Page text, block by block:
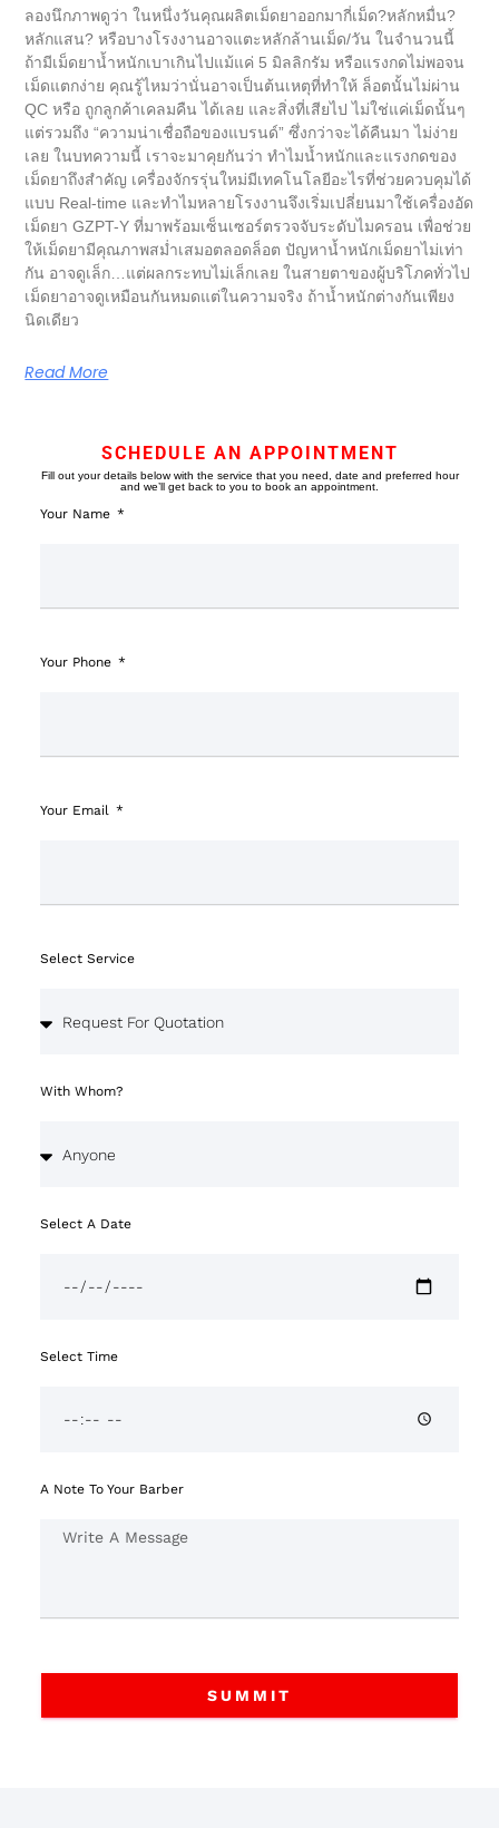
ลองนึกภาพดูว่า ในหนึ่งวันคุณผลิตเม็ดยาออกมากี่เม็ด?หลักหมื่น?
หลักแสน? หรือบางโรงงานอาจแตะหลักล้านเม็ด/วัน ในจำนวนนี้
ถ้ามีเม็ดยาน้ำหนักเบาเกินไปแม้แค่ 5 มิลลิกรัม หรือแรงกดไม่พอจน
เม็ดแตกง่าย คุณรู้ไหมว่านั่นอาจเป็นต้นเหตุที่ทำให้ ล็อตนั้นไม่ผ่าน
QC หรือ ถูกลูกค้าเคลมคืน ได้เลย และสิ่งที่เสียไป ไม่ใช่แค่เม็ดนั้นๆ
แต่รวมถึง “ความน่าเชื่อถือของแบรนด์” ซึ่งกว่าจะได้คืนมา ไม่ง่าย
เลย ในบทความนี้ เราจะมาคุยกันว่า ทำไมน้ำหนักและแรงกดของ
เม็ดยาถึงสำคัญ เครื่องจักรรุ่นใหม่มีเทคโนโลยีอะไรที่ช่วยควบคุมได้
แบบ Real-time และทำไมหลายโรงงานจึงเริ่มเปลี่ยนมาใช้เครื่องอัด
เม็ดยา GZPT-Y ที่มาพร้อมเซ็นเซอร์ตรวจจับระดับไมครอน เพื่อช่วย
ให้เม็ดยามีคุณภาพสม่ำเสมอตลอดล็อต ปัญหาน้ำหนักเม็ดยาไม่เท่า
กัน อาจดูเล็ก…แต่ผลกระทบไม่เล็กเลย ในสายตาของผู้บริโภคทั่วไป
เม็ดยาอาจดูเหมือนกันหมดแต่ในความจริง ถ้าน้ำหนักต่างกันเพียง
นิดเดียว
Read More
SCHEDULE AN APPOINTMENT
Fill out your details below with the service that you need, date and preferred hour
and we’ll get back to you to book an appointment.
Your Name
Your Phone
Your Email
Select Service
With Whom?
Select A Date
Select Time
A Note To Your Barber
SUMMIT